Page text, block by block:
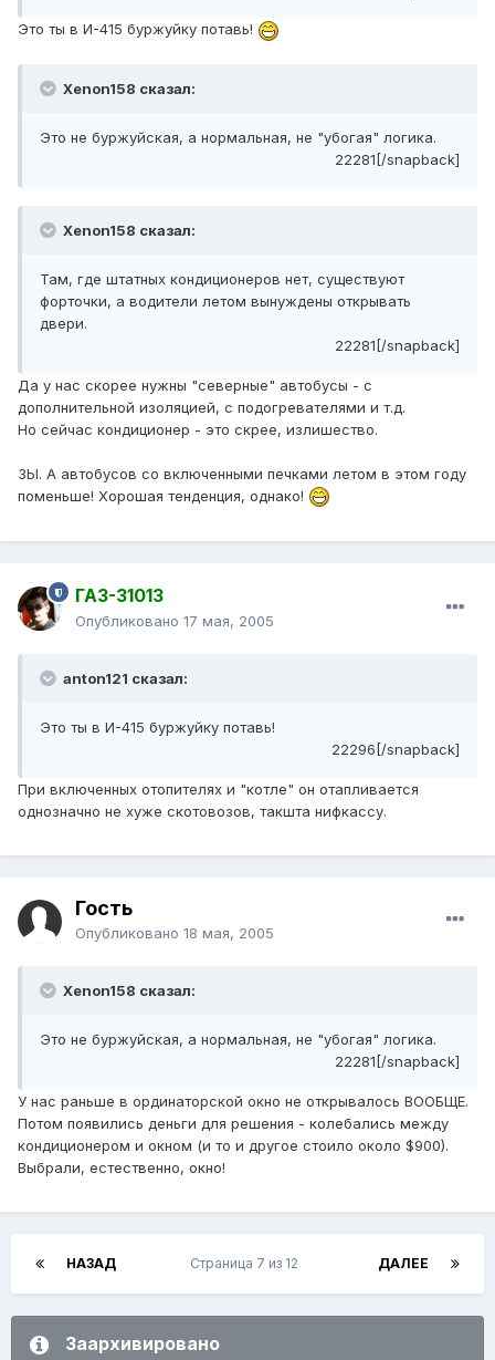
Это ты в И-415 буржуйку потавь!
Xenon158 сказал:
Это не буржуйская, а нормальная, не "убогая" логика.
22281[/snapback]
Xenon158 сказал:
Там, где штатных кондиционеров нет, существуют
форточки, а водители летом вынуждены открывать
двери.
22281[/snapback]
Да у нас скорее нужны "северные" автобусы - с
дополнительной изоляцией, с подогревателями и т.д.
Но сейчас кондиционер - это скрее, излишество.
ЗЫ. А автобусов со включенными печками летом в этом году
поменьше! Хорошая тенденция, однако!
ГАЗ-31013
Опубликовано 17 мая, 2005
anton121 сказал:
Это ты в И-415 буржуйку потавь!
22296[/snapback]
При включенных отопителях и "котле" он отапливается
однозначно не хуже скотовозов, такшта нифкассу.
Гость
Опубликовано 18 мая, 2005
Xenon158 сказал:
Это не буржуйская, а нормальная, не "убогая" логика.
22281[/snapback]
У нас раньше в ординаторской окно не открывалось ВООБЩЕ.
Потом появились деньги для решения - колебались между
кондиционером и окном (и то и другое стоило около $900).
Выбрали, естественно, окно!
НАЗАД ДАЛЕЕ
Страница 7 из 12
Заархивировано